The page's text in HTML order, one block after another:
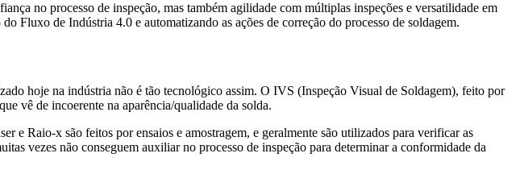
no processo de inspeção, mas também agilidade com múltiplas inspeções e versatilidade em
Fluxo de Indústria 4.0 e automatizando as ações de correção do processo de soldagem.
hoje na indústria não é tão tecnológico assim. O IVS (Inspeção Visual de Soldagem), feito por
vê de incoerente na aparência/qualidade da solda.
e Raio-x são feitos por ensaios e amostragem, e geralmente são utilizados para verificar as
vezes não conseguem auxiliar no processo de inspeção para determinar a conformidade da